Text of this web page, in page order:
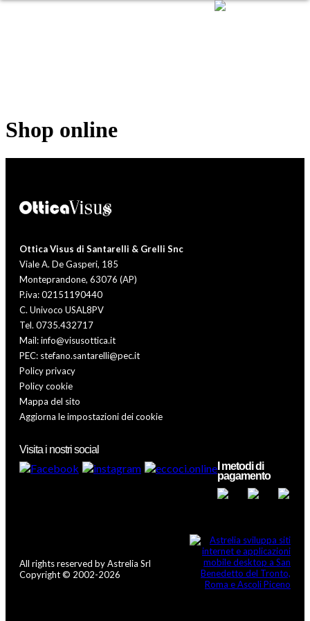
Shop online
Ottica Visus di Santarelli & Grelli Snc
Viale A. De Gasperi, 185
Monteprandone, 63076 (AP)
P.iva: 02151190440
C. Univoco USAL8PV
Tel. 0735.432717
Mail: info@visusottica.it
PEC: stefano.santarelli@pec.it
Policy privacy
Policy cookie
Mappa del sito
Aggiorna le impostazioni dei cookie
Visita i nostri social
I metodi di
pagamento
All rights reserved by Astrelia Srl
Copyright © 2002-2026